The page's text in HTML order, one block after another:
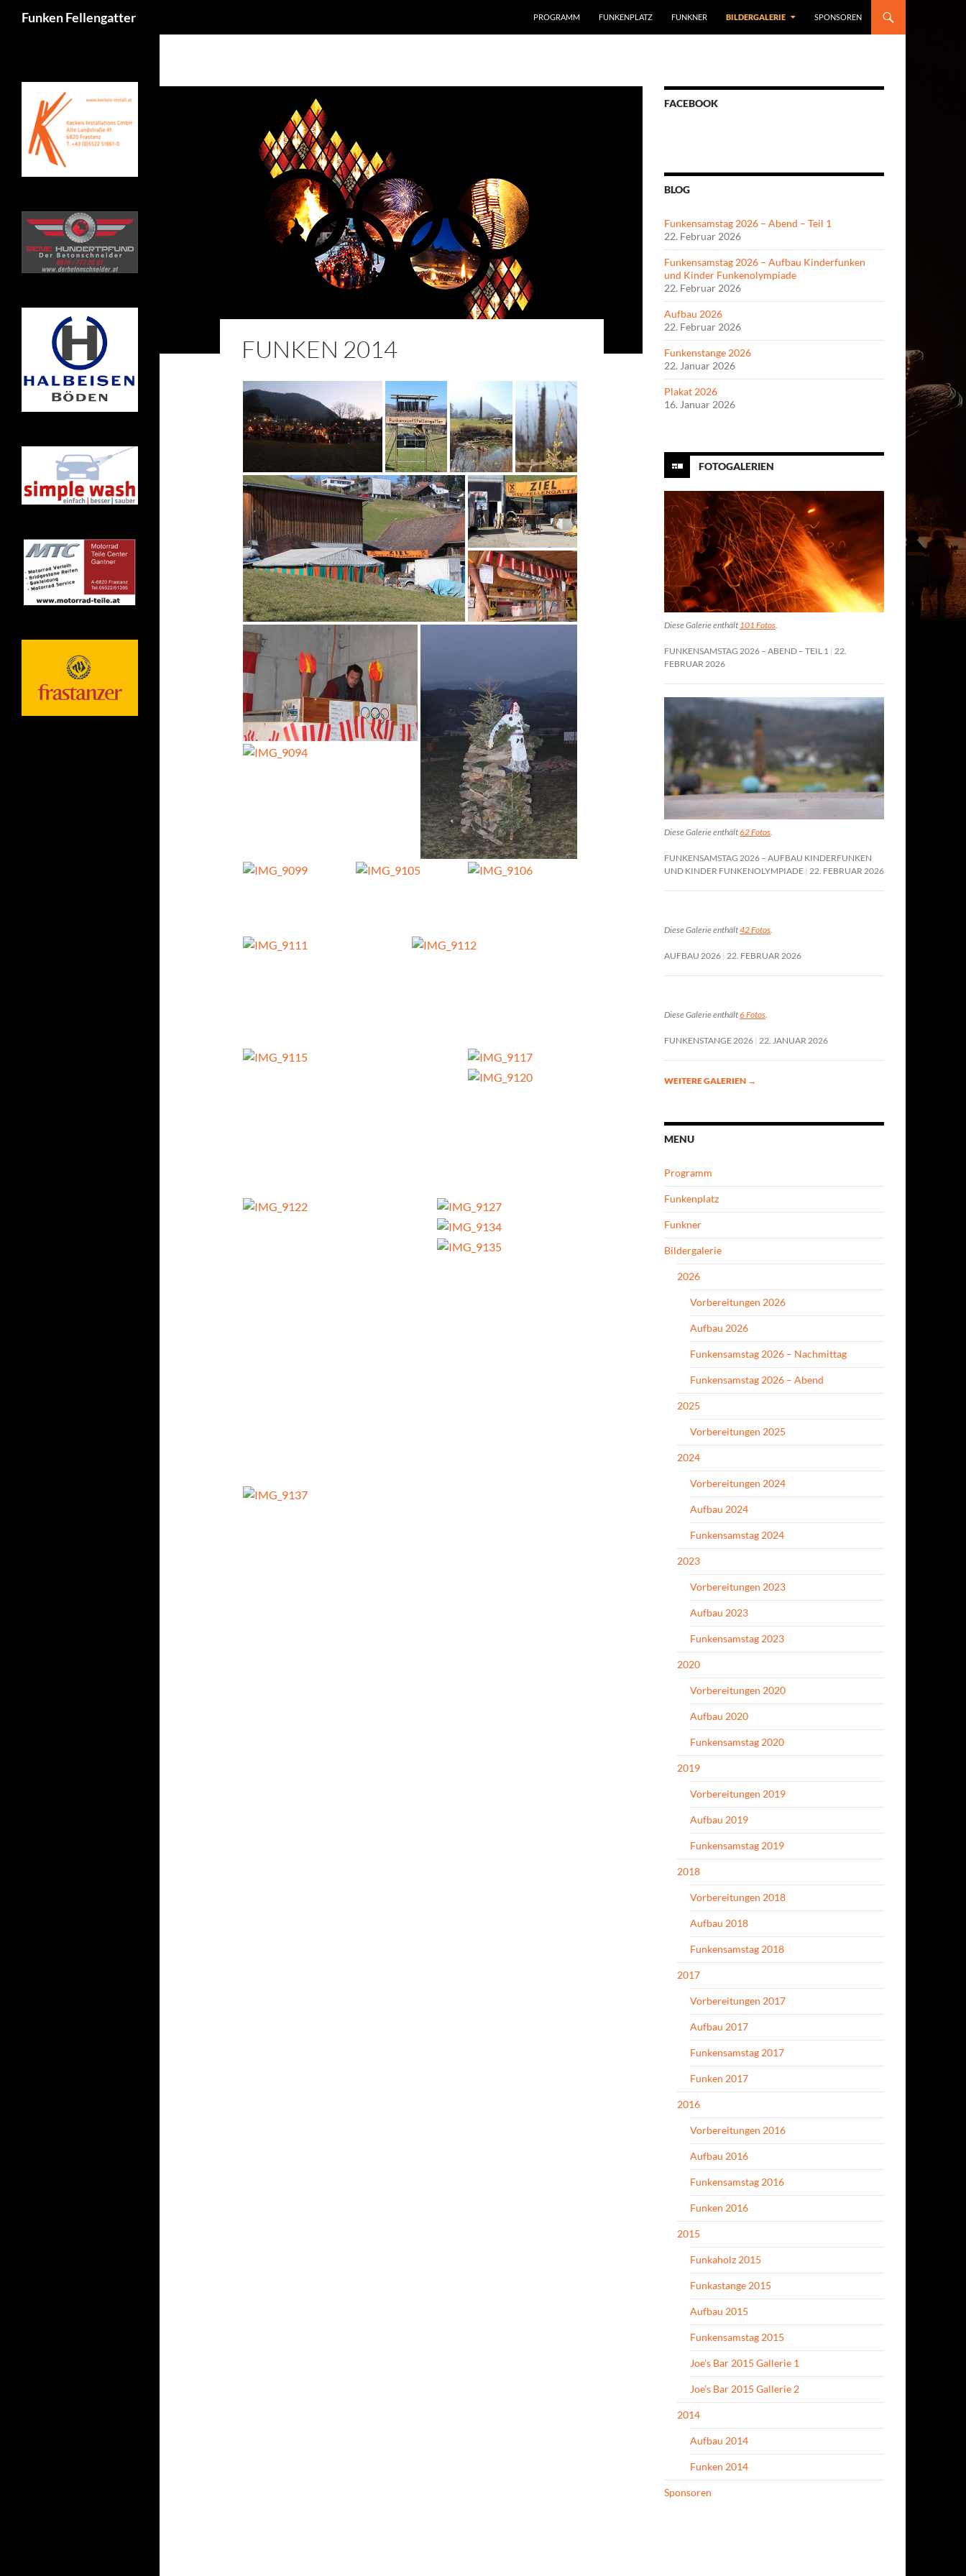
Funken Fellengatter PROGRAMM FUNKENPLATZ FUNKNER BILDERGALERIE SPONSOREN
FUNKEN 2014
FACEBOOK
BLOG
Funkensamstag 2026 – Abend – Teil 1
22. Februar 2026
Funkensamstag 2026 – Aufbau Kinderfunken
und Kinder Funkenolympiade
22. Februar 2026
Aufbau 2026
22. Februar 2026
Funkenstange 2026
22. Januar 2026
Plakat 2026
16. Januar 2026
FOTOGALERIEN
Diese Galerie enthält 101 Fotos.
FUNKENSAMSTAG 2026 – ABEND – TEIL 1 22.
FEBRUAR 2026
Diese Galerie enthält62 Fotos
FUNKENSAMSTAG 2026 – AUFBAU KINDERFUNKEN
UND KINDER FUNKENOLYMPIADE 22. FEBRUAR 2026
Diese Galerie enthält42 Fotos
AUFBAU 2026 22. FEBRUAR 2026
Diese Galerie enthält6 Fotos
FUNKENSTANGE 2026 22. JANUAR 2026
WEITERE GALERIEN →
MENU
Programm
Funkenplatz
Funkner
Bildergalerie
2026
Vorbereitungen 2026
Aufbau 2026
Funkensamstag 2026 – Nachmittag
Funkensamstag 2026 – Abend
2025
Vorbereitungen 2025
2024
Vorbereitungen 2024
Aufbau 2024
Funkensamstag 2024
2023
Vorbereitungen 2023
Aufbau 2023
Funkensamstag 2023
2020
Vorbereitungen 2020
Aufbau 2020
Funkensamstag 2020
2019
Vorbereitungen 2019
Aufbau 2019
Funkensamstag 2019
2018
Vorbereitungen 2018
Aufbau 2018
Funkensamstag 2018
2017
Vorbereitungen 2017
Aufbau 2017
Funkensamstag 2017
Funken 2017
2016
Vorbereitungen 2016
Aufbau 2016
Funkensamstag 2016
Funken 2016
2015
Funkaholz 2015
Funkastange 2015
Aufbau 2015
Funkensamstag 2015
Joe’s Bar 2015 Gallerie 1
Joe’s Bar 2015 Gallerie 2
2014
Aufbau 2014
Funken 2014
Sponsoren